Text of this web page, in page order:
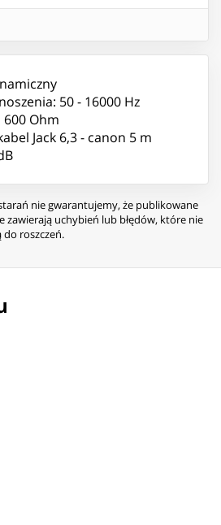
50 - 16000 Hz
Ohm
Jack 6,3 - canon 5 m
nie gwarantujemy, że publikowane
zawierają uchybień lub błędów, które nie
roszczeń.